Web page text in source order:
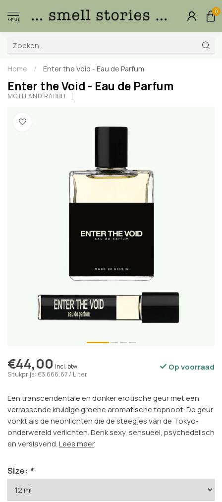
MENU
0
Home / Enter the Void - Eau de Parfum
Enter the Void - Eau de Parfum
MOTH AND RABBIT
€44,00 Incl. btw
Stukprijs: €3.666,67 / Liter
Op voorraad
Een transcendentale en donker erotische geur met een
verrassende kruidige groene aromatische topnoot. De geur
vonkt als de neonlichten die de steegjes van de Tokyo-
onderwereld verlichten. Denk sexy, sensueel, psychedelisch
en verslavend.Lees meer.
Size: *